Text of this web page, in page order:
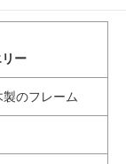
ー
のフレーム